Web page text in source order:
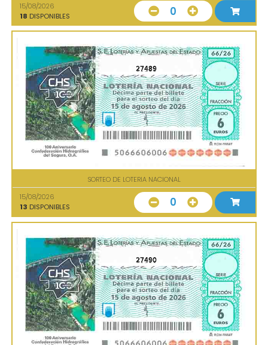
15/08/2026
18 DISPONIBLES 0
27489
SORTEO DE LOTERIA NACIONAL
15/08/2026
13 DISPONIBLES 0
27490